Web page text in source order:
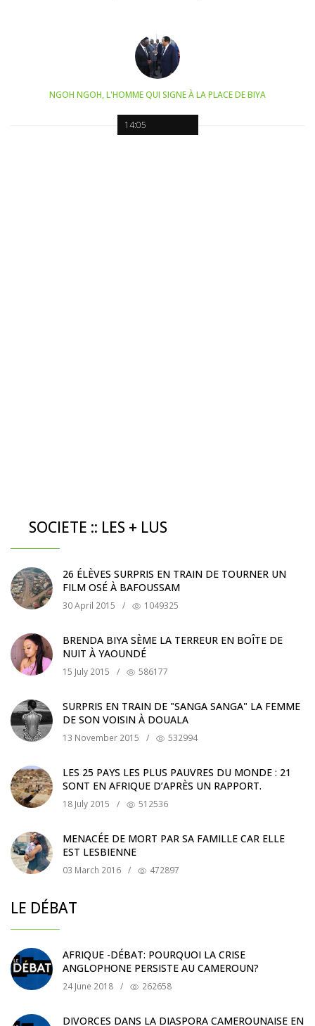
14:05
NGOH NGOH, L'HOMME QUI SIGNE À LA PLACE DE BIYA
SOCIETE :: LES + LUS
26 ÉLÈVES SURPRIS EN TRAIN DE TOURNER UN
FILM OSÉ À BAFOUSSAM
30 April 2015 / 1049325
BRENDA BIYA SÈME LA TERREUR EN BOÎTE DE
NUIT À YAOUNDÉ
15 July 2015 / 586177
SURPRIS EN TRAIN DE "SANGA SANGA" LA FEMME
DE SON VOISIN À DOUALA
13 November 2015 / 532994
LES 25 PAYS LES PLUS PAUVRES DU MONDE : 21
SONT EN AFRIQUE D’APRÈS UN RAPPORT.
18 July 2015 / 512536
MENACÉE DE MORT PAR SA FAMILLE CAR ELLE
EST LESBIENNE
03 March 2016 / 472897
LE DÉBAT
AFRIQUE -DÉBAT: POURQUOI LA CRISE
ANGLOPHONE PERSISTE AU CAMEROUN?
24 June 2018 / 262658
DIVORCES DANS LA DIASPORA CAMEROUNAISE EN